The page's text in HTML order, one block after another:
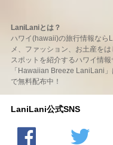
LaniLaniとは？
ハワイ(hawaii)の旅行情報な
メ、ファッション、お土産を
スポットを紹介するハワイ情
「Hawaiian Breeze LaniLani
で無料配布中！
LaniLani公式SNS